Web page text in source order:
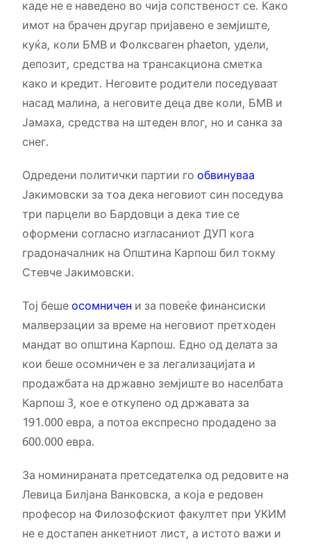
каде не е наведено во чија сопственост се. Како
имот на брачен другар пријавено е земјиште,
куќа, коли БМВ и Фолксваген phaeton, удели,
депозит, средства на трансакциона сметка
како и кредит. Неговите родители поседуваат
насад малина, а неговите деца две коли, БМВ и
Јамаха, средства на штеден влог, но и санка за
снег.
Одредени политички партии го обвинуваа
Јакимовски за тоа дека неговиот син поседува
три парцели во Бардовци а дека тие се
оформени согласно изгласаниот ДУП кога
градоначалник на Општина Карпош бил токму
Стевче Јакимовски.
Тој беше осомничен и за повеќе финансиски
малверзации за време на неговиот претходен
мандат во општина Карпош. Едно од делата за
кои беше осомничен е за легализацијата и
продажбата на државно земјиште во населбата
Карпош 3, кое е откупено од државата за
191.000 евра, а потоа експресно продадено за
600.000 евра.
За номинираната претседателка од редовите на
Левица Билјана Ванковска, а која е редовен
професор на Филозофскиот факултет при УКИМ
не е достапен анкетниот лист, а истото важи и